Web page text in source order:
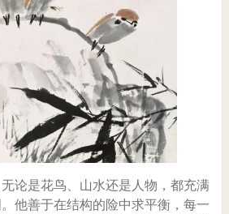
论是花鸟、山水还是人物，都充满
他善于在结构的险中求平衡，每一